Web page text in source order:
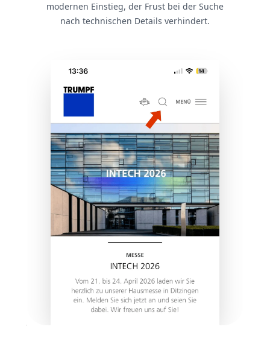
modernen Einstieg, der Frust bei der Suche
nach technischen Details verhindert.